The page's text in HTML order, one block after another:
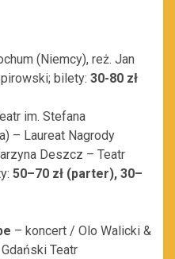
(Niemcy), reż. Jan
bilety: 30-80 zł
im. Stefana
– Laureat Nagrody
Deszcz – Teatr
50–70 zł (parter), 30–
– koncert / Olo Walicki &
Teatr